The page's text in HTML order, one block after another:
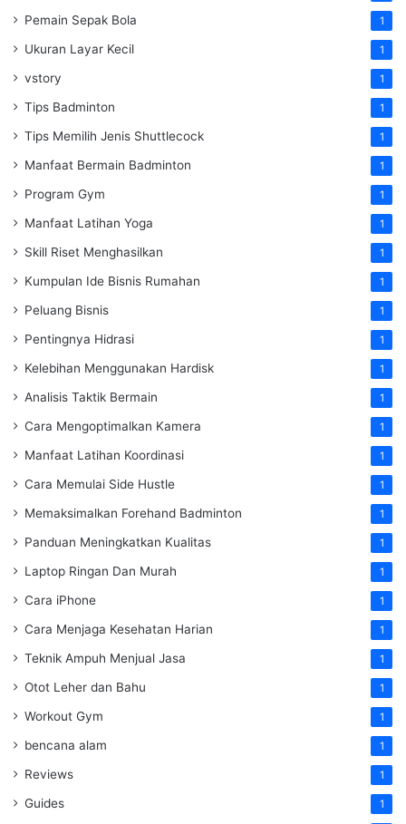
Pemain Sepak Bola 1
Ukuran Layar Kecil 1
vstory 1
Tips Badminton 1
Tips Memilih Jenis Shuttlecock 1
Manfaat Bermain Badminton 1
Program Gym 1
Manfaat Latihan Yoga 1
Skill Riset Menghasilkan 1
Kumpulan Ide Bisnis Rumahan 1
Peluang Bisnis 1
Pentingnya Hidrasi 1
Kelebihan Menggunakan Hardisk 1
Analisis Taktik Bermain 1
Cara Mengoptimalkan Kamera 1
Manfaat Latihan Koordinasi 1
Cara Memulai Side Hustle 1
Memaksimalkan Forehand Badminton 1
Panduan Meningkatkan Kualitas 1
Laptop Ringan Dan Murah 1
Cara iPhone 1
Cara Menjaga Kesehatan Harian 1
Teknik Ampuh Menjual Jasa 1
Otot Leher dan Bahu 1
Workout Gym 1
bencana alam 1
Reviews 1
Guides 1